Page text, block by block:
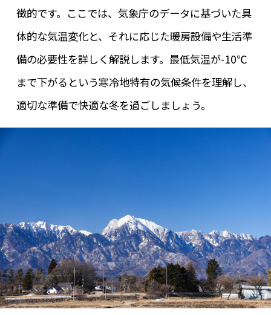
徴的です。ここでは、気象庁のデータに基づいた具
体的な気温変化と、それに応じた暖房設備や生活準
備の必要性を詳しく解説します。最低気温が-10℃
まで下がるという寒冷地特有の気候条件を理解し、
適切な準備で快適な冬を過ごしましょう。